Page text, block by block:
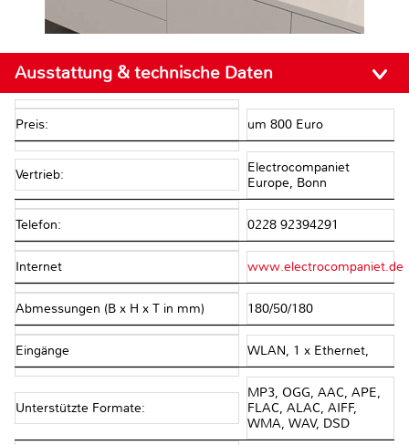
Ausstattung & technische Daten
Preis: um 800 Euro
Vertrieb:
Electrocompaniet
Europe, Bonn
Telefon: 0228 92394291
Internet www.electrocompaniet.de
Abmessungen (B x H x T in mm) 180/50/180
Eingänge WLAN, 1 x Ethernet,
Unterstützte Formate:
MP3, OGG, AAC, APE,
FLAC, ALAC, AIFF,
WMA, WAV, DSD